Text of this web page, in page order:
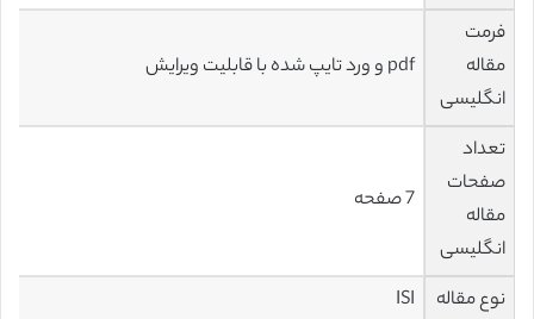
فرمت
مقاله
انگلیسی
pdf و ورد تایپ شده با قابلیت ویرایش
تعداد
صفحات
مقاله
انگلیسی
7 صفحه
نوع مقاله
ISI